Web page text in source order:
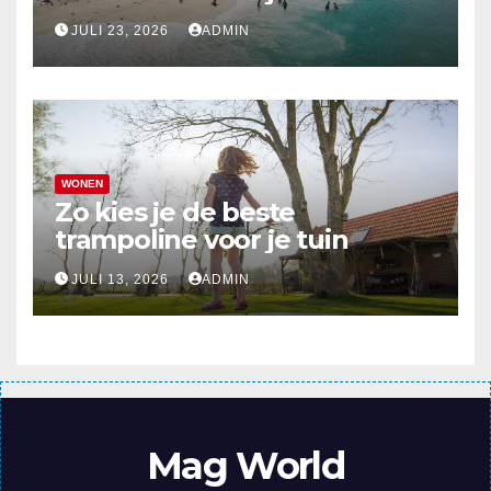
top 10
JULI 23, 2026 ADMIN
WONEN
Zo kies je de beste
trampoline voor je tuin
JULI 13, 2026 ADMIN
Mag World